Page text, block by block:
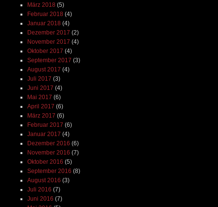
März 2018 (5)
Februar 2018 (4)
Januar 2018 (4)
Dezember 2017 (2)
November 2017 (4)
Oktober 2017 (4)
September 2017 (3)
August 2017 (4)
Juli 2017 (3)
Juni 2017 (4)
Mai 2017 (6)
April 2017 (6)
März 2017 (6)
Februar 2017 (6)
Januar 2017 (4)
Dezember 2016 (6)
November 2016 (7)
Oktober 2016 (5)
September 2016 (8)
August 2016 (3)
Juli 2016 (7)
Juni 2016 (7)